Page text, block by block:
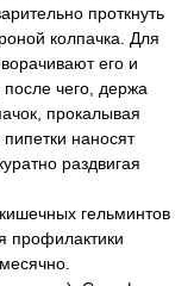
проткнуть
колпачка. Для
его и
чего, держа
прокалывая
наносят
раздвигая
гельминтов
профилактики